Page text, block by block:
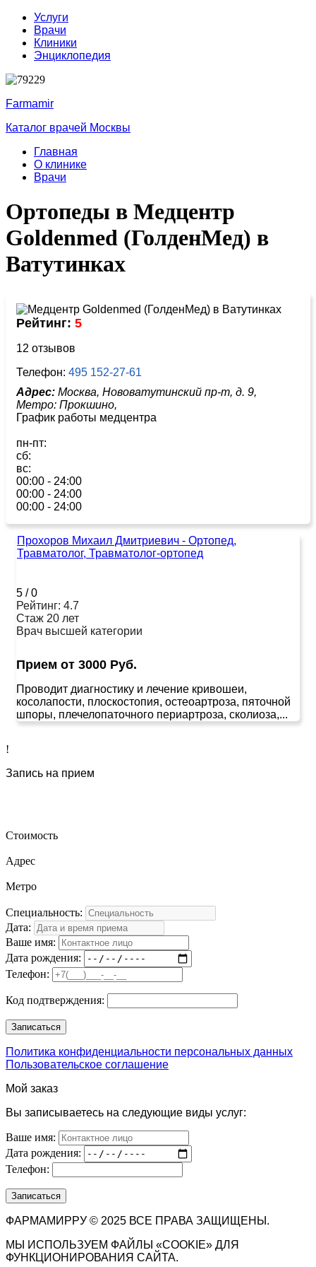
Услуги
Врачи
Клиники
Энциклопедия
Farmamir
Каталог врачей Москвы
Главная
О клинике
Врачи
Ортопеды в Медцентр
Goldenmed (ГолденМед) в
Ватутинках
Рейтинг: 5
12 отзывов
Телефон: 495 152-27-61
Адрес: Москва, Нововатутинский пр-т, д. 9,
Метро: Прокшино,
График работы медцентра
пн-пт:
сб:
вс:
00:00 - 24:00
00:00 - 24:00
00:00 - 24:00
Прохоров Михаил Дмитриевич - Ортопед,
Травматолог, Травматолог-ортопед
5 /0
Рейтинг: 4.7
Стаж 20 лет
Врач высшей категории
Прием от 3000 Руб.
Проводит диагностику и лечение кривошеи,
косолапости, плоскостопия, остеоартроза, пяточной
шпоры, плечелопаточного периартроза, сколиоза,...
!
Запись на прием
Стоимость
Адрес
Метро
Специальность:
Дата:
Ваше имя:
Дата рождения:
Телефон:
Код подтверждения:
Политика конфиденциальности персональных данных
Пользовательское соглашение
Мой заказ
Вы записываетесь на следующие виды услуг:
Ваше имя:
Дата рождения:
Телефон:
ФАРМАМИРРУ © 2025 ВСЕ ПРАВА ЗАЩИЩЕНЫ.
МЫ ИСПОЛЬЗУЕМ ФАЙЛЫ «COOKIE» ДЛЯ
ФУНКЦИОНИРОВАНИЯ САЙТА.